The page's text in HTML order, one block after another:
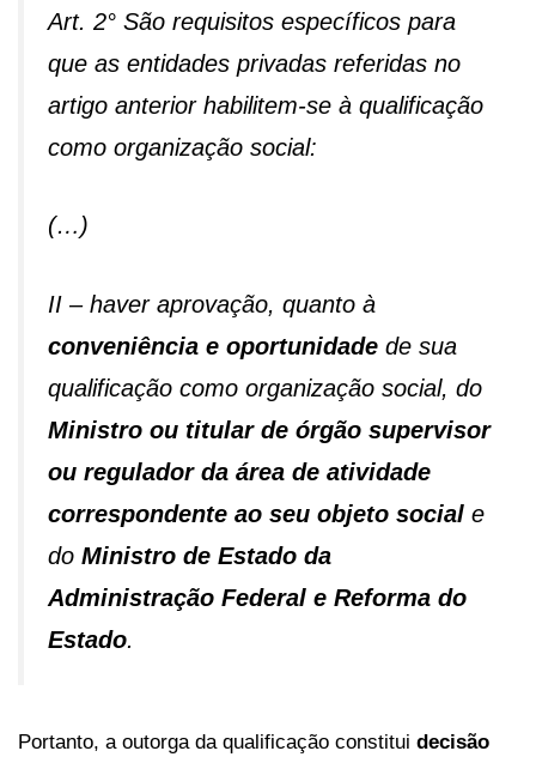
Art. 2° São requisitos específicos para
que as entidades privadas referidas no
artigo anterior habilitem-se à qualificação
como organização social:
(…)
II – haver aprovação, quanto à
conveniência e oportunidade de sua
qualificação como organização social, do
Ministro ou titular de órgão supervisor
ou regulador da área de atividade
correspondente ao seu objeto social e
do Ministro de Estado da
Administração Federal e Reforma do
Estado.
Portanto, a outorga da qualificação constitui decisão